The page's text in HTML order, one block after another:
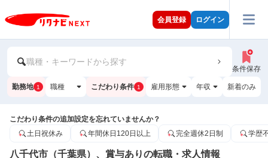
会員登録 ログイン
職種・キーワードから探す
条件保存
勤務地 1 職種 こだわり条件 1 雇用形態 年収 新着のみ
こだわり条件の追加設定を忘れていませんか？
土日祝休み
年間休日120日以上 完全週休2日制 学歴
八千代市（千葉県）、賞与ありの転職・求人情報